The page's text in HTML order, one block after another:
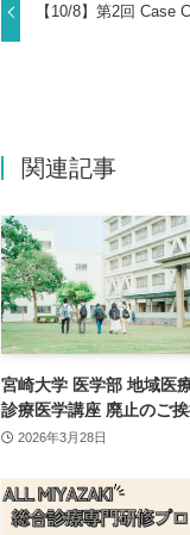
【10/8】第2回 Case
関連記事
宮崎大学 医学部 地域医
診療医学講座 廃止のご
2026年3月28日